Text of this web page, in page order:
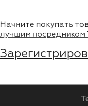
Начните покупать
лучшим